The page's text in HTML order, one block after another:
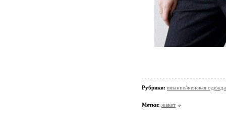
Рубрики: вязание/женская одежда
Метки: жакет